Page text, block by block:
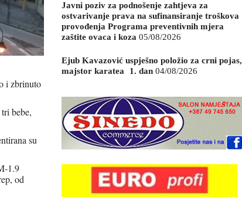
i zbrinuto
bebe,
su
1.9
od
Javni poziv za podnošenje zahtjeva za
ostvarivanje prava na sufinansiranje troškova
provođenja Programa preventivnih mjera
zaštite ovaca i koza 05/08/2026
Ejub Kavazović uspješno položio za crni pojas,
majstor karatea 1. dan 04/08/2026